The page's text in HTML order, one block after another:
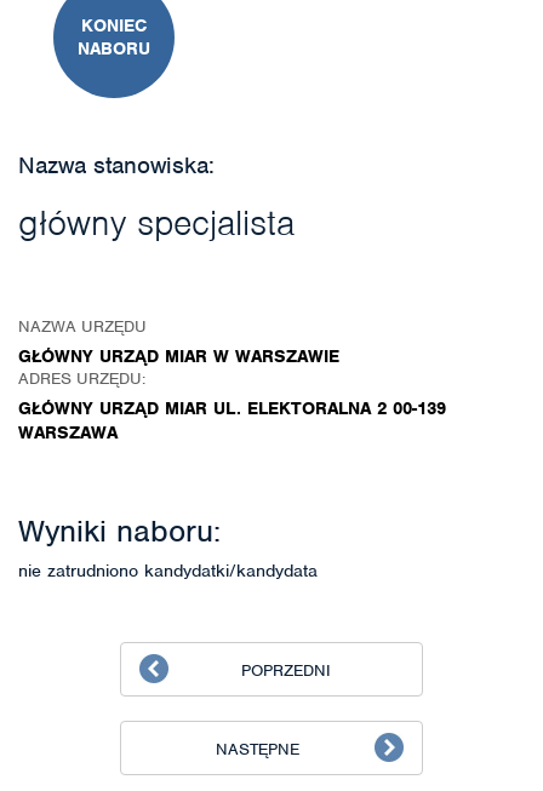
KONIEC
NABORU
Nazwa stanowiska:
główny specjalista
NAZWA URZĘDU
GŁÓWNY URZĄD MIAR W WARSZAWIE
ADRES URZĘDU:
GŁÓWNY URZĄD MIAR UL. ELEKTORALNA 2 00-139
WARSZAWA
Wyniki naboru:
nie zatrudniono kandydatki/kandydata
POPRZEDNI
NASTĘPNE